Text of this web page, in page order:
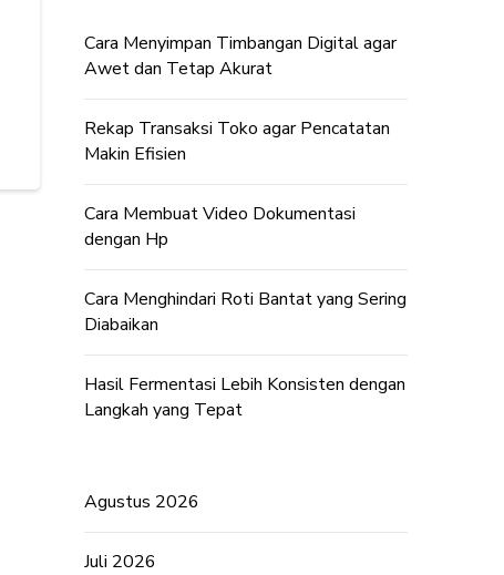
Cara Menyimpan Timbangan Digital agar
Awet dan Tetap Akurat
Rekap Transaksi Toko agar Pencatatan
Makin Efisien
Cara Membuat Video Dokumentasi
dengan Hp
Cara Menghindari Roti Bantat yang Sering
Diabaikan
Hasil Fermentasi Lebih Konsisten dengan
Langkah yang Tepat
Agustus 2026
Juli 2026